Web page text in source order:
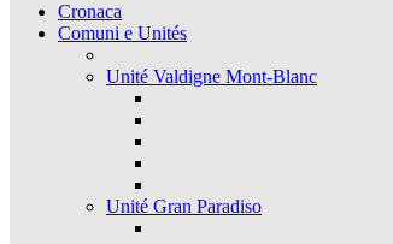
Cronaca
Comuni e Unités
Unité Valdigne Mont-Blanc
Unité Gran Paradiso